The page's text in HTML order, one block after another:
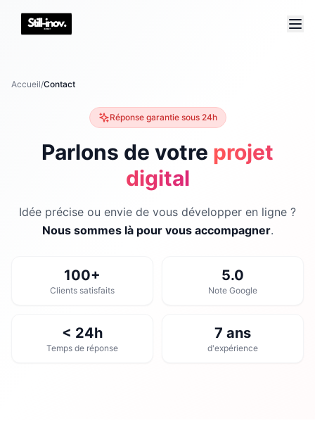
Accueil/Contact
Réponse garantie sous 24h
Parlons de votre projet
digital
Idée précise ou envie de vous développer en ligne ?
Nous sommes là pour vous accompagner.
100+
Clients satisfaits
5.0
Note Google
< 24h
Temps de réponse
7 ans
d'expérience